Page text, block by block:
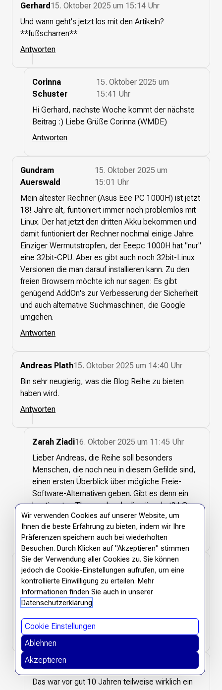
Gerhard 15. Oktober 2025 um 15:14 Uhr
Und wann geht's jetzt los mit den Artikeln?
**fußscharren**
Antworten
Corinna
Schuster
15. Oktober 2025 um
15:41 Uhr
Hi Gerhard, nächste Woche kommt der nächste
Beitrag :) Liebe Grüße Corinna (WMDE)
Antworten
Gundram
Auerswald
15. Oktober 2025 um
15:01 Uhr
Mein ältester Rechner (Asus Eee PC 1000H) ist jetzt
18! Jahre alt, funtioniert immer noch problemlos mit
Linux. Der hat jetzt den dritten Akku bekommen und
damit funtioniert der Rechner nochmal einige Jahre.
Einziger Wermutstropfen, der Eeepc 1000H hat "nur"
eine 32bit-CPU. Aber es gibt auch noch 32bit-Linux
Versionen die man darauf installieren kann. Zu den
freien Browsern möchte ich nur sagen: Es gibt
genügend AddOn's zur Verbesserung der Sicherheit
und auch alternative Suchmaschinen, die Google
umgehen.
Antworten
Andreas Plath15. Oktober 2025 um 14:40 Uhr
Bin sehr neugierig, was die Blog Reihe zu bieten
haben wird.
Antworten
Zarah Ziadi16. Oktober 2025 um 11:45 Uhr
Lieber Andreas, die Reihe soll besonders
Menschen, die noch neu in diesem Gefilde sind,
einen ersten Überblick über mögliche Freie-
Software-Alternativen geben. Gibt es denn ein
bestimmtes Thema, das du dir wünschst? LG
Zarah (WMDE)
Antworten
Franz Kuhn-
Kuhnenfeld
25. September 2025 um
17:25 Uhr
Bitte auch das wesentliche Problem ansprechen -
die fehlenden Treiber für Drucker, Scanner und
andere Peripherie.
Antworten
Der FichdlMaa
Das war vor gut 10 Jahren teilweise wirklich ein
Wir verwenden Cookies auf unserer Website, um
Ihnen die beste Erfahrung zu bieten, indem wir Ihre
Präferenzen speichern auch bei wiederholten
Besuchen. Durch Klicken auf "Akzeptieren" stimmen
Sie der Verwendung aller Cookies zu. Sie können
jedoch die Cookie-Einstellungen aufrufen, um eine
kontrollierte Einwilligung zu erteilen. Mehr
Informationen finden Sie auch in unserer
Datenschutzerklärung
Cookie Einstellungen
Ablehnen
Akzeptieren